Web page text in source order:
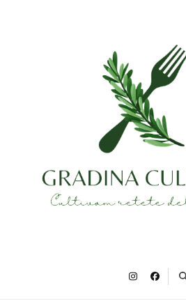
Gradina Culinara